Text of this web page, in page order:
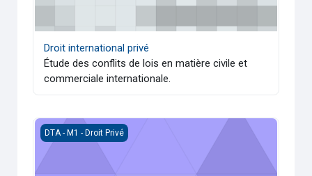
Droit international privé
Étude des conflits de lois en matière civile et
commerciale internationale.
Droit des assurances
DTA - M1 - Droit Privé